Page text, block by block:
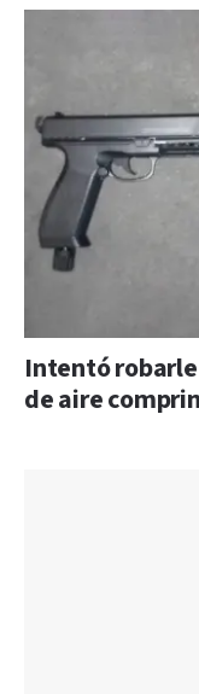
Intentó
de aire